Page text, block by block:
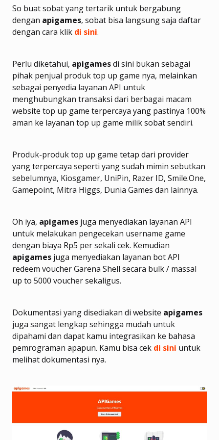
So buat sobat yang tertarik untuk bergabung
dengan apigames, sobat bisa langsung saja daftar
dengan cara klik di sini.
Perlu diketahui, apigamesdi sini bukan sebagai
pihak penjual produk top up game nya, melainkan
sebagai penyedia layanan API untuk
menghubungkan transaksi dari berbagai macam
website top up game terpercaya yang pastinya 100%
aman ke layanan top up game milik sobat sendiri.
Produk-produk top up game tetap dari provider
yang terpercaya seperti yang sudah mimin sebutkan
sebelumnya, Kiosgamer, UniPin, Razer ID, Smile.One,
Gamepoint, Mitra Higgs, Dunia Games dan lainnya.
Oh iya, apigames juga menyediakan layanan API
untuk melakukan pengecekan username game
dengan biaya Rp5 per sekali cek. Kemudian
apigames juga menyediakan layanan bot API
redeem voucher Garena Shell secara bulk / massal
up to 5000 voucher sekaligus.
Dokumentasi yang disediakan di website apigames
juga sangat lengkap sehingga mudah untuk
dipahami dan dapat kamu integrasikan ke bahasa
pemrograman apapun. Kamu bisa cek di sini untuk
melihat dokumentasi nya.